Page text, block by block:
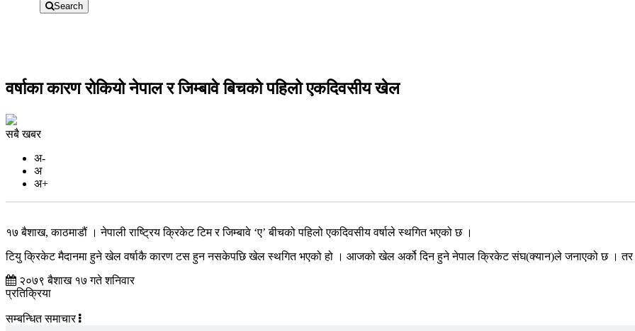
Search
वर्षाका कारण रोकियो नेपाल र जिम्बावे बिचको पहिलो एकदिवसीय खेल
सबै खबर
अ-
अ
अ+
१७ बैशाख, काठमाडौं । नेपाली राष्ट्रिय क्रिकेट टिम र जिम्बावे ‘ए’ बीचको पहिलो एकदिवसीय वर्षाले स्थगित भएको छ ।
टियु क्रिकेट मैदानमा हुने खेल वर्षाकै कारण टस हुन नसकेपछि खेल स्थगित भएको हो । आजको खेल अर्को दिन हुने नेपाल क्रिकेट संघ(क्यान)ले जनाएको छ ।
२०७९ बैशाख १७ गते शनिवार
प्रतिक्रिया
सम्बन्धित समाचार